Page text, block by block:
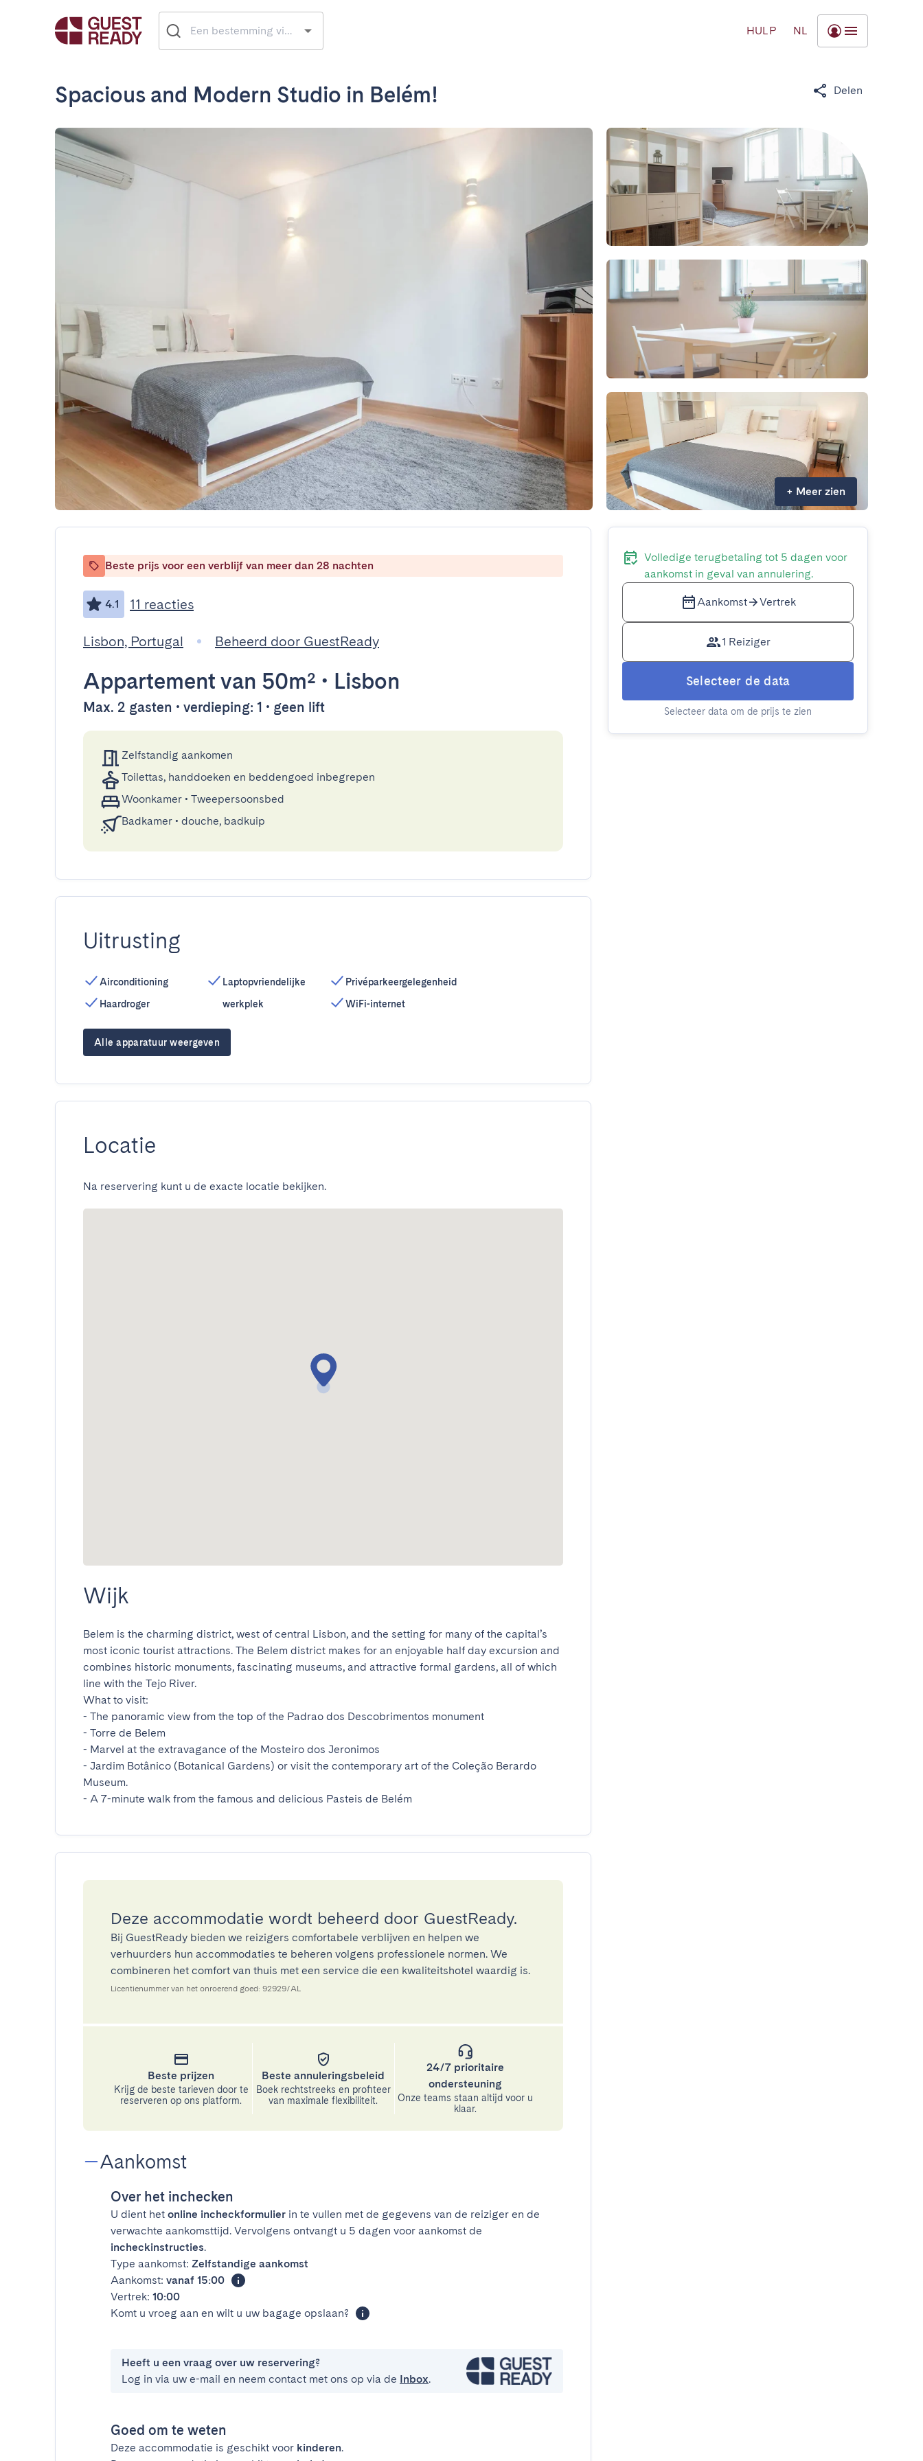
HULP NL
Spacious and Modern Studio in Belém! Delen
+ Meer zien
Beste prijs voor een verblijf van meer dan 28 nachten
4.1 11 reacties
Lisbon, Portugal Beheerd door GuestReady
Appartement van 50m² • Lisbon
Max. 2 gasten • verdieping: 1 • geen lift
Zelfstandig aankomen
Toilettas, handdoeken en beddengoed inbegrepen
Woonkamer • Tweepersoonsbed
Badkamer • douche, badkuip
Uitrusting
Airconditioning
Haardroger
Laptopvriendelijke
werkplek
Privéparkeergelegenheid
WiFi-internet
Alle apparatuur weergeven
Locatie
Na reservering kunt u de exacte locatie bekijken.
Wijk
Belem is the charming district, west of central Lisbon, and the setting for many of the capital’s
most iconic tourist attractions. The Belem district makes for an enjoyable half day excursion and
combines historic monuments, fascinating museums, and attractive formal gardens, all of which
line with the Tejo River.
What to visit:
- The panoramic view from the top of the Padrao dos Descobrimentos monument
- Torre de Belem
- Marvel at the extravagance of the Mosteiro dos Jeronimos
- Jardim Botânico (Botanical Gardens) or visit the contemporary art of the Coleção Berardo
Museum.
- A 7-minute walk from the famous and delicious Pasteis de Belém
Deze accommodatie wordt beheerd door GuestReady.
Bij GuestReady bieden we reizigers comfortabele verblijven en helpen we
verhuurders hun accommodaties te beheren volgens professionele normen. We
combineren het comfort van thuis met een service die een kwaliteitshotel waardig is.
Licentienummer van het onroerend goed: 92929/AL
Beste prijzen
Krijg de beste tarieven door te
reserveren op ons platform.
Beste annuleringsbeleid
Boek rechtstreeks en profiteer
van maximale flexibiliteit.
24/7 prioritaire
ondersteuning
Onze teams staan altijd voor u
klaar.
Aankomst
Over het inchecken
U dient het online incheckformulier in te vullen met de gegevens van de reiziger en de
verwachte aankomsttijd. Vervolgens ontvangt u 5 dagen voor aankomst de
incheckinstructies.
Type aankomst: Zelfstandige aankomst
Aankomst: vanaf 15:00
Vertrek: 10:00
Komt u vroeg aan en wilt u uw bagage opslaan?
Heeft u een vraag over uw reservering?
Log in via uw e-mail en neem contact met ons op via de Inbox.
Goed om te weten
Deze accommodatie is geschikt voor kinderen.
Volledige terugbetaling tot 5 dagen voor
aankomst in geval van annulering.
Aankomst Vertrek
1 Reiziger
Selecteer de data
Selecteer data om de prijs te zien